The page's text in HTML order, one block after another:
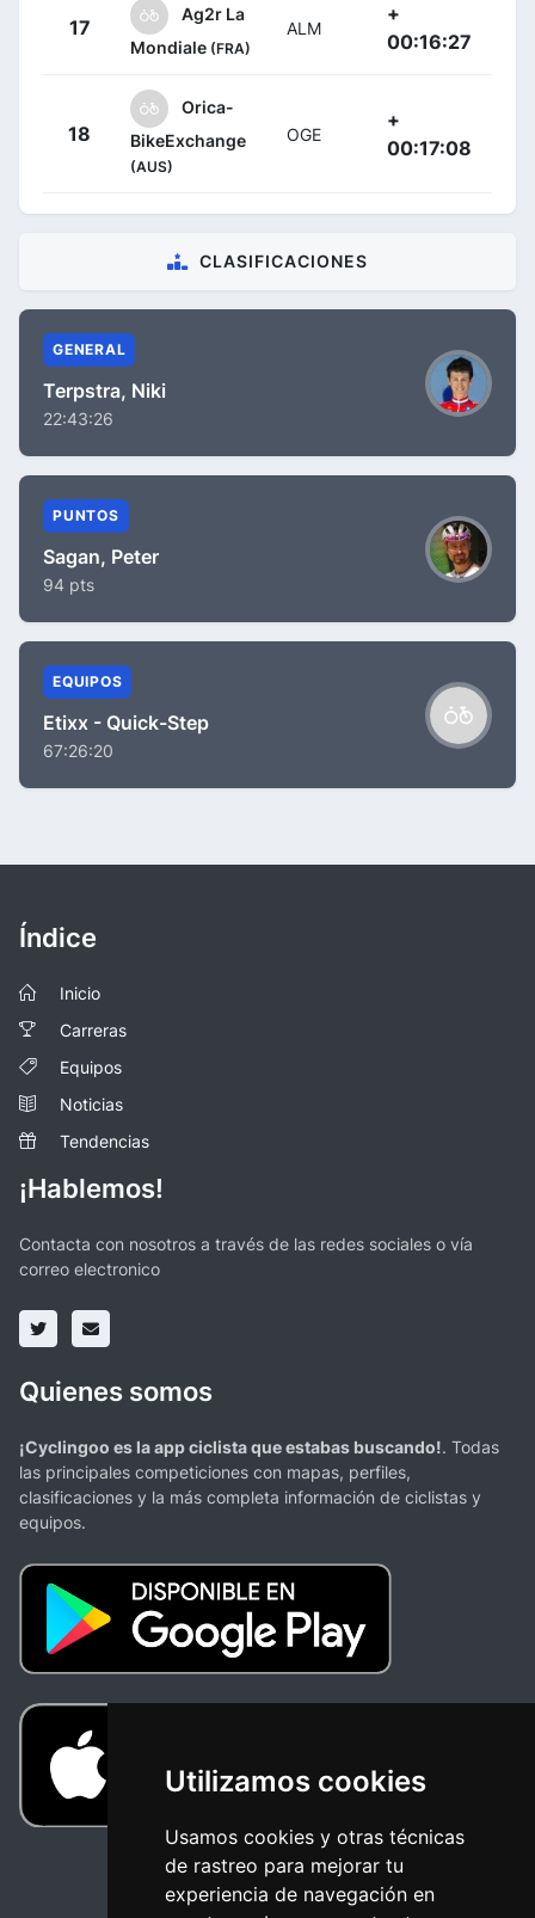
Utilizamos cookies
Usamos cookies y otras técnicas
de rastreo para mejorar tu
experiencia de navegación en
17
Ag2r La
Mondiale (FRA)
ALM
+
00:16:27
18
Orica-
BikeExchange
(AUS)
OGE
+
00:17:08
CLASIFICACIONES
GENERAL
Terpstra, Niki
22:43:26
PUNTOS
Sagan, Peter
94 pts
EQUIPOS
Etixx - Quick-Step
67:26:20
Índice
Inicio
Carreras
Equipos
Noticias
Tendencias
¡Hablemos!
Contacta con nosotros a través de las redes sociales o vía
correo electronico
Quienes somos
¡Cyclingoo es la app ciclista que estabas buscando!. Todas
las principales competiciones con mapas, perfiles,
clasificaciones y la más completa información de ciclistas y
equipos.